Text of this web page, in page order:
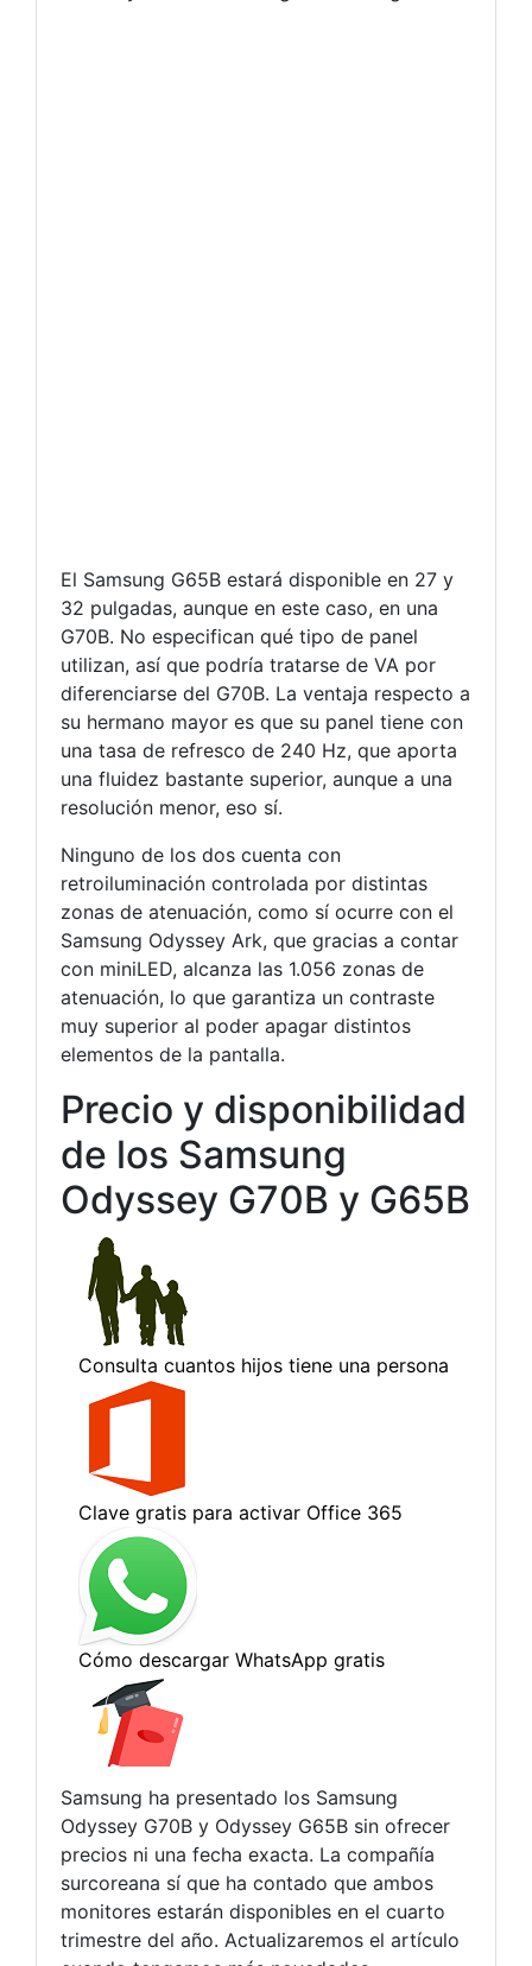
El Samsung G65B estará disponible en 27 y
32 pulgadas, aunque en este caso, en una
G70B. No especifican qué tipo de panel
utilizan, así que podría tratarse de VA por
diferenciarse del G70B. La ventaja respecto a
su hermano mayor es que su panel tiene con
una tasa de refresco de 240 Hz, que aporta
una fluidez bastante superior, aunque a una
resolución menor, eso sí.
Ninguno de los dos cuenta con
retroiluminación controlada por distintas
zonas de atenuación, como sí ocurre con el
Samsung Odyssey Ark, que gracias a contar
con miniLED, alcanza las 1.056 zonas de
atenuación, lo que garantiza un contraste
muy superior al poder apagar distintos
elementos de la pantalla.
Precio y disponibilidad
de los Samsung
Odyssey G70B y G65B
Samsung ha presentado los Samsung
Odyssey G70B y Odyssey G65B sin ofrecer
precios ni una fecha exacta. La compañía
surcoreana sí que ha contado que ambos
monitores estarán disponibles en el cuarto
trimestre del año. Actualizaremos el artículo